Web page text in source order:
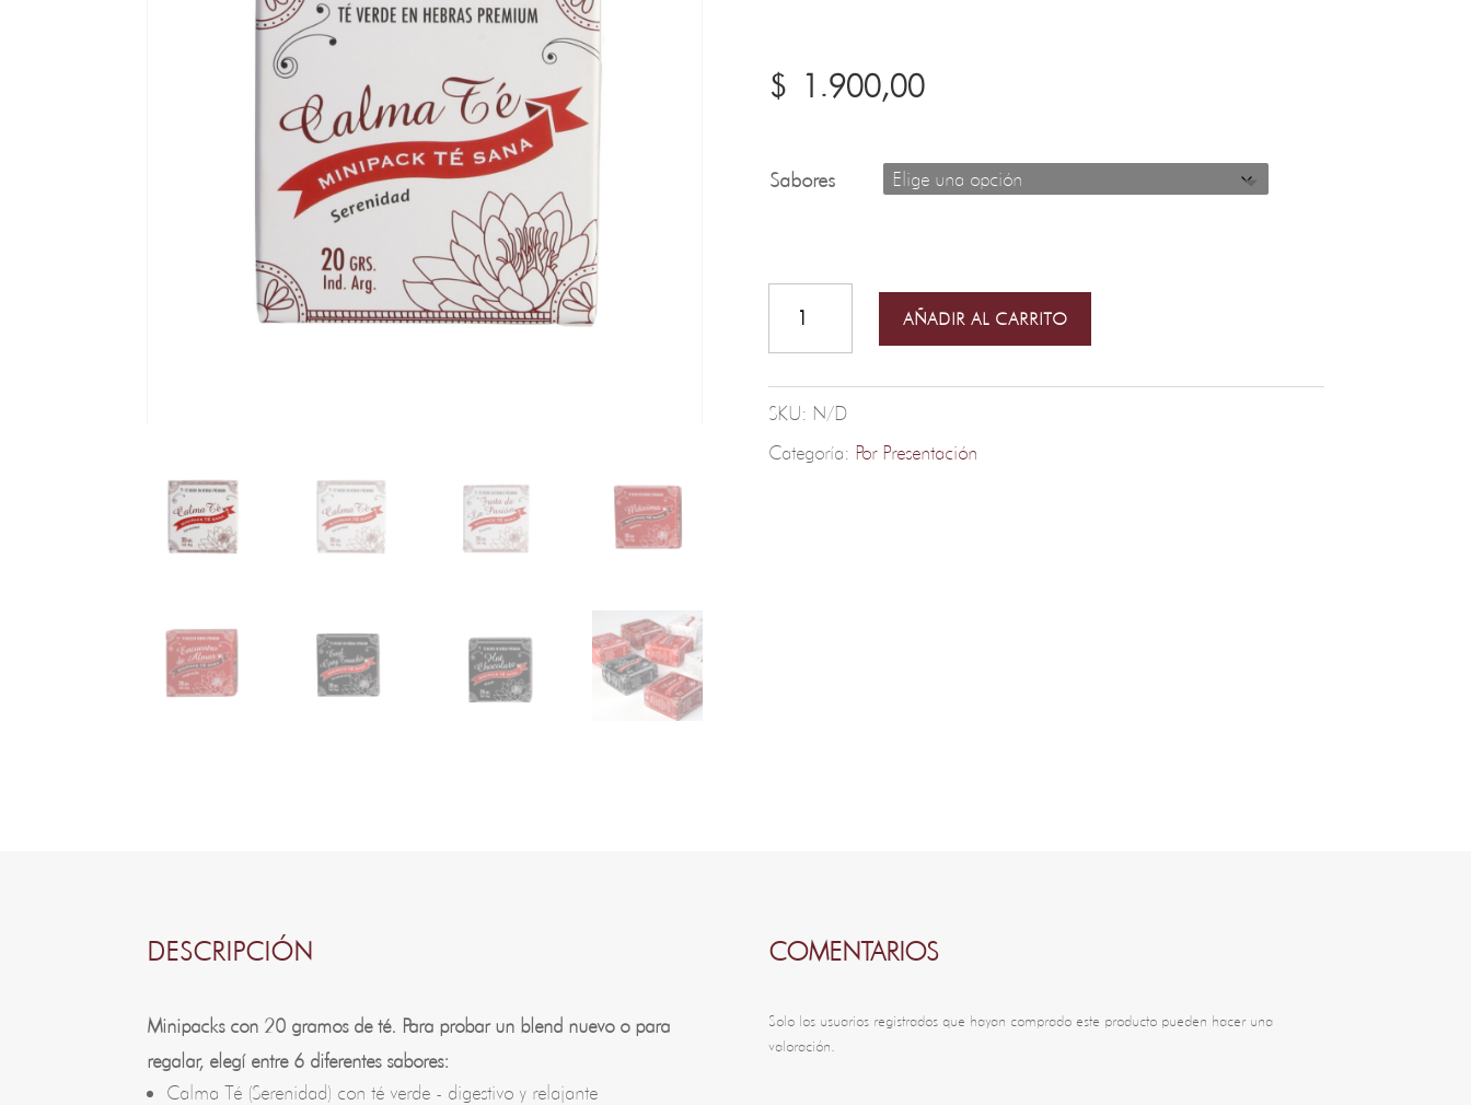
$1.900,00
Sabores
de
20grs
AÑADIR AL CARRITO
SKU: N/D
Categoría: Por Presentación
DESCRIPCIÓN
Minipacks con 20 gramos de té. Para probar un blend nuevo o para
regalar, elegí entre 6 diferentes sabores:
Calma Té (Serenidad) con té verde - digestivo y relajante
COMENTARIOS
Solo los usuarios registrados que hayan comprado este producto pueden hacer una
valoración.